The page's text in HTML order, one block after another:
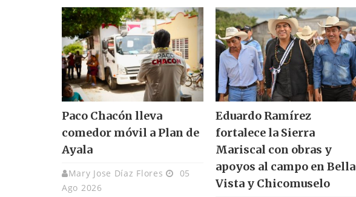
Paco Chacón lleva
comedor móvil a Plan de
Ayala
Mary Jose Díaz Flores
05
Ago 2026
Eduardo Ramírez
fortalece la Sierra
Mariscal con obras y
apoyos al campo en Bella
Vista y Chicomuselo